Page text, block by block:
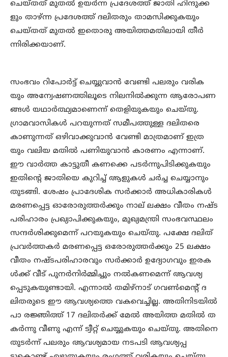
ചെയ്തത് മുതൽ ഉയർന്ന പ്രദേശത്ത് ജാതി ഹിന്ദുക്ക
ളും താഴ്ന്ന പ്രദേശത്ത് ദലിതരും താമസിക്കുകയും
ചെയ്തത് മുതൽ ഇതൊരു അയിത്തമതിലായി തീർ
ന്നിരിക്കയാണ്.
സംഭവം റിപോർട്ട് ചെയ്യുവാൻ വേണ്ടി പലരും വരിക
യും അന്വേഷണത്തിലൂടെ നിലനിൽക്കുന്ന ആരോപണ
ങ്ങൾ യഥാർത്ഥ്യമാണെന്ന് തെളിയുകയും ചെയ്തു.
ഗ്രാമവാസികൾ പറയുന്നത് സമീപത്തുള്ള ദലിതരെ
കാണുന്നത് ഒഴിവാക്കുവാൻ വേണ്ടി മാത്രമാണ് ഇത്ര
യും വലിയ മതിൽ പണിയുവാൻ കാരണം എന്നാണ്.
ഈ വാർത്ത കാട്ടുതീ കണക്കെ പടർന്നുപിടിക്കുകയും
ഇതിന്റെ ജാതിയെ കുറിച്ച് ആളുകൾ ചർച്ച ചെയ്യാനും
തുടങ്ങി. ശേഷം പ്രാദേശിക സർക്കാർ അധികാരികൾ
മരണപ്പെട്ട ഓരോരുത്തർക്കും നാല് ലക്ഷം വീതം നഷ്ട
പരിഹാരം പ്രഖ്യാപിക്കുകയും, മുഖ്യമന്ത്രി സംഭവസ്ഥലം
സന്ദർശിക്കുമെന്ന് പറയുകയും ചെയ്തു. പക്ഷേ ദലിത്
പ്രവർത്തകർ മരണപ്പെട്ട ഒരോരുത്തർക്കും 25 ലക്ഷം
വീതം നഷ്ടപരിഹാരവും സർക്കാർ ഉദ്യോഗവും ഇരക
ൾക്ക് വീട് പുനർനിർമ്മിച്ചും നൽകണമെന്ന് ആവശ്യ
പ്പെടുകയുണ്ടായി. എന്നാൽ തമിഴ്നാട് ഗവൺമെന്റ് ദ
ലിതരുടെ ഈ ആവശ്യത്തെ വകവെച്ചില്ല. അതിനിടയിൽ
പാ രജ്ഞിത്ത് 17 ദലിതർക്ക് മേൽ അയിത്ത മതിൽ ത
കർന്നു വീണു എന്ന് ട്വീറ്റ് ചെയ്യുകയും ചെയ്തു. അതിനെ
തുടർന്ന് പലരും ആവശ്യമായ നടപടി ആവശ്യപ്പ